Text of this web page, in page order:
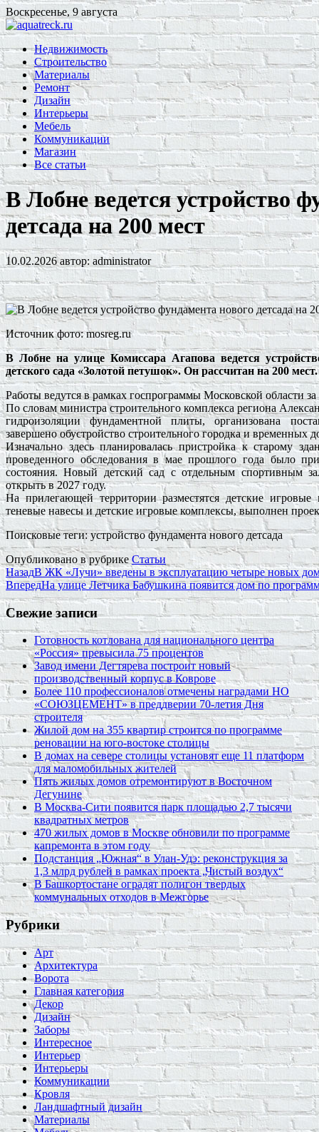
Воскресенье, 9 августа
Недвижимость
Строительство
Материалы
Ремонт
Дизайн
Интерьеры
Мебель
Коммуникации
Магазин
Все статьи
В Лобне ведется устройство
детсада на 200 мест
10.02.2026автор: administrator
Источник фото: mosreg.ru
В Лобне на улице Комиссара Агапова ведется
детского сада «Золотой петушок». Он рассчитан на 200 мест.
Работы ведутся в рамках госпрограммы Московской области за
По словам министра строительного комплекса региона
гидроизоляции фундаментной плиты, организована
завершено обустройство строительного городка и временных
Изначально здесь планировалась пристройка к старому
проведенного обследования в мае прошлого года было
состояния. Новый детский сад с отдельным спортивным
открыть в 2027 году.
На прилегающей территории разместятся детские
теневые навесы и детские игровые комплексы, выполнен
Поисковые теги:устройство фундамента нового детсада
Опубликовано в рубрике Статьи
НазадВ ЖК «Лучи» введены в эксплуатацию четыре новых
ВпередНа улице Летчика Бабушкина появится дом по
Свежие записи
Готовность котлована для национального центра
«Россия» превысила 75 процентов
Завод имени Дегтярева построит новый
производственный корпус в Коврове
Более 110 профессионалов отмечены наградами НО
«СОЮЗЦЕМЕНТ» в преддверии 70-летия Дня
строителя
Жилой дом на 355 квартир строится по программе
реновации на юго-востоке столицы
В домах на севере столицы установят еще 11 платформ
для маломобильных жителей
Пять жилых домов отремонтируют в Восточном
Дегунине
В Москва-Сити появится парк площадью 2,7 тысячи
квадратных метров
470 жилых домов в Москве обновили по программе
капремонта в этом году
Подстанция „Южная“ в Улан‑Удэ: реконструкция за
1,3 млрд рублей в рамках проекта „Чистый воздух“
В Башкортостане оградят полигон твердых
коммунальных отходов в Межгорье
Рубрики
Арт
Архитектура
Ворота
Главная категория
Декор
Дизайн
Заборы
Интересное
Интерьер
Интерьеры
Коммуникации
Кровля
Ландшафтный дизайн
Материалы